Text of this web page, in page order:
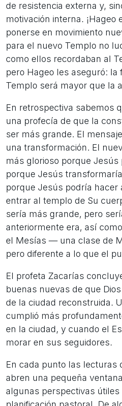
de resistencia externa y,
motivación interna. ¡Hageo
ponerse en movimiento
para el nuevo Templo no
como ellos recordaban al
pero Hageo les aseguró: la
Templo será mayor que la
En retrospectiva sabemos
una profecía de que la
ser más grande. El
una transformación. El
más glorioso porque
porque Jesús
porque Jesús podría hacer
entrar al templo de Su
sería más grande, pero
anteriormente era, así
el Mesías — una clase de
pero diferente a lo que el
El profeta Zacarías
buenas nuevas de que
de la ciudad reconstruida.
cumplió más
en la ciudad, y cuando el
morar en sus seguidores.
En cada punto las lecturas
abren una pequeña
algunas perspectivas útiles